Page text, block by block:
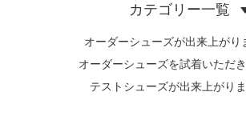
カテゴリー一覧
オーダーシューズが出来上がり
オーダーシューズを試着いただ
テストシューズが出来上がり